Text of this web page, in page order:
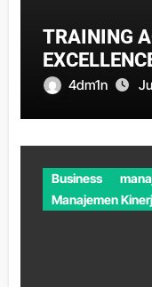
TRAINING
4dm1n
Business
Manajemen